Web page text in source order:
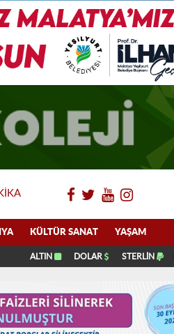
KÜLTÜR SANAT YAŞAM
ALTIN DOLAR STERLİN